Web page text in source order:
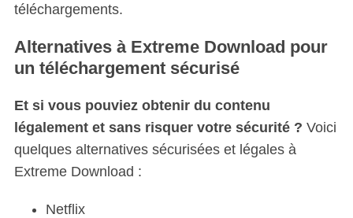
téléchargements.
Alternatives à Extreme Download pour
un téléchargement sécurisé
Et si vous pouviez obtenir du contenu
légalement et sans risquer votre sécurité ? Voici
quelques alternatives sécurisées et légales à
Extreme Download :
Netflix